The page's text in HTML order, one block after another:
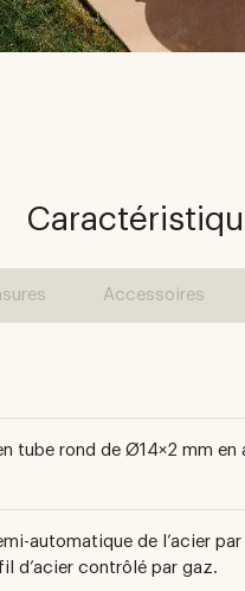
Accessoires
tube rond de Ø14×2 mm en
automatique de l’acier
d’acier contrôlé par gaz.